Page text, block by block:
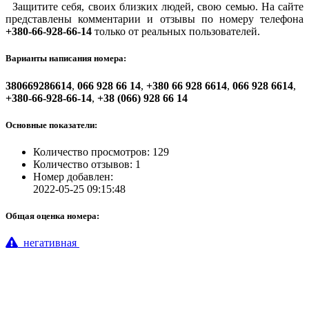
Защитите себя, своих близких людей, свою семью. На сайте
представлены комментарии и отзывы по номеру телефона
+380-66-928-66-14 только от реальных пользователей.
Варианты написания номера:
380669286614, 066 928 66 14, +380 66 928 6614, 066 928 6614,
+380-66-928-66-14, +38 (066) 928 66 14
Основные показатели:
Количество просмотров: 129
Количество отзывов: 1
Номер добавлен:
2022-05-25 09:15:48
Общая оценка номера:
негативная